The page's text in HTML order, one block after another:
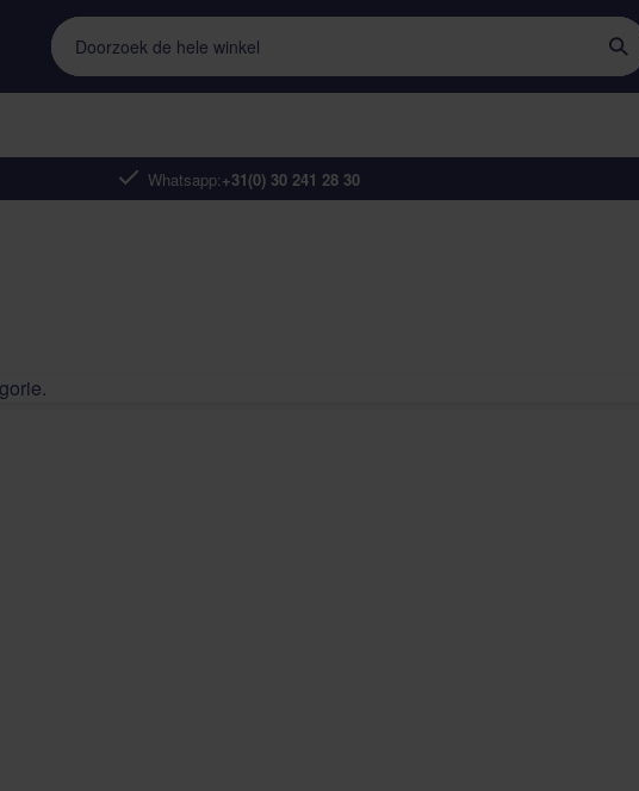
Whatsapp:+31(0) 30 241 28 30
Doorzoek de hele winkel